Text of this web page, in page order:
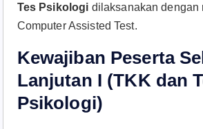
Tes Psikologi dilaksanakan dengan
Computer Assisted Test.
Kewajiban Peserta
Lanjutan I (TKK dan
Psikologi)